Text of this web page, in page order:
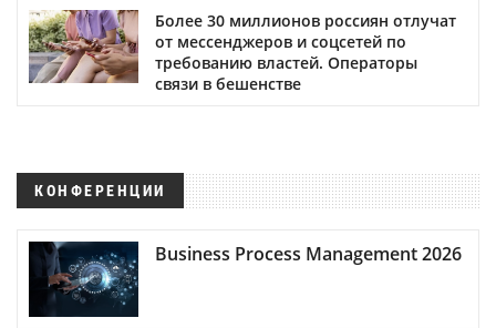
Более 30 миллионов россиян отлучат
от мессенджеров и соцсетей по
требованию властей. Операторы
связи в бешенстве
КОНФЕРЕНЦИИ
Business Process Management 2026